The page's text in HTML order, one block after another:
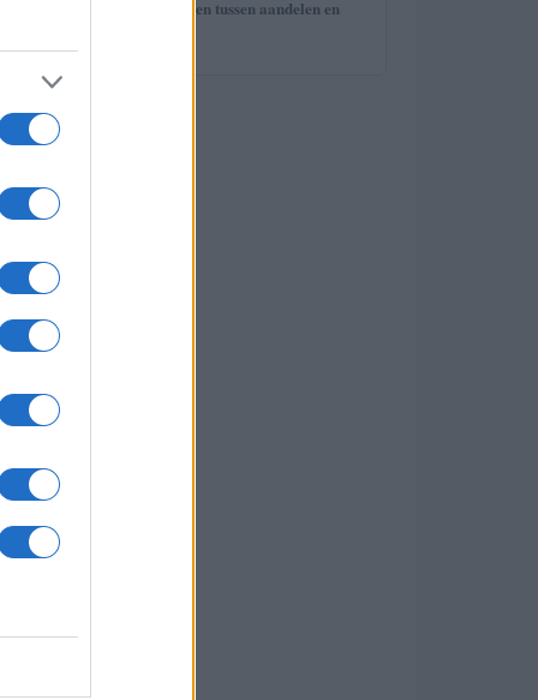
uitleg en verschillen tussen aandelen en